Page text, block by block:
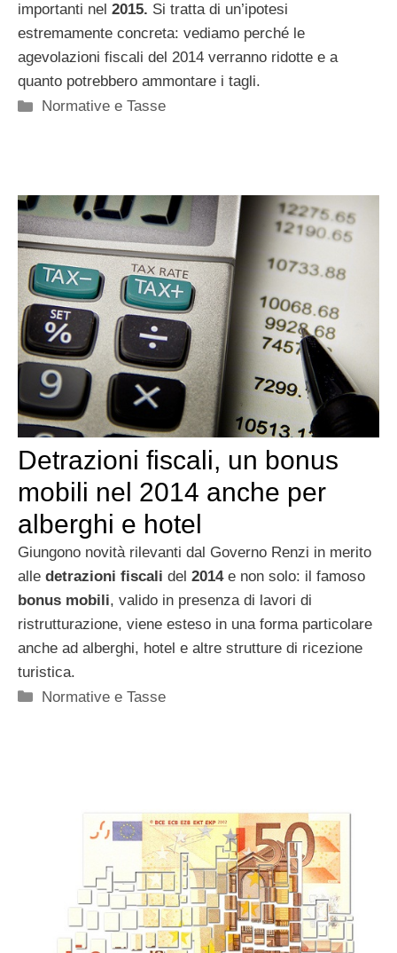
importanti nel 2015. Si tratta di un’ipotesi
estremamente concreta: vediamo perché le
agevolazioni fiscali del 2014 verranno ridotte e a
quanto potrebbero ammontare i tagli.
Categorie
Normative e Tasse
Detrazioni fiscali, un bonus
mobili nel 2014 anche per
alberghi e hotel
Giungono novità rilevanti dal Governo Renzi in merito
alle detrazioni fiscali del 2014e non solo: il famoso
bonus mobili, valido in presenza di lavori di
ristrutturazione, viene esteso in una forma particolare
anche ad alberghi, hotel e altre strutture di ricezione
turistica.
Categorie
Normative e Tasse